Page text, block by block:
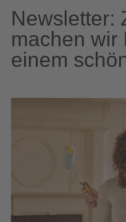
Newsletter:
machen wir
einem